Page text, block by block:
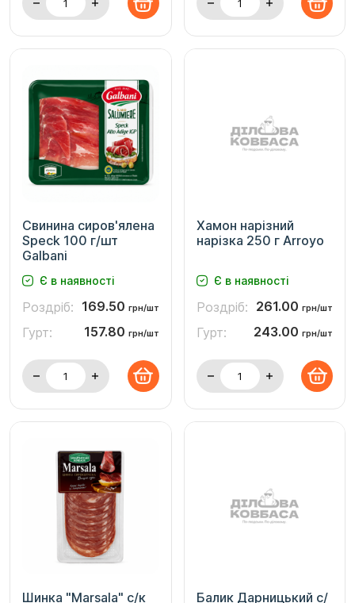
Свинина сиров'ялена
Speck 100 г/шт
Galbani
Є в наявності
Роздріб: 169.50 грн/шт
Гурт: 157.80 грн/шт
Хамон нарізний
нарізка 250 г Arroyo
Є в наявності
Роздріб: 261.00 грн/шт
Гурт: 243.00 грн/шт
Шинка "Marsala" с/к
Балик Дарницький с/